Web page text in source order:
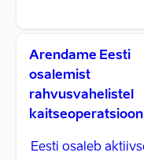
Arendame Eesti
osalemist
rahvusvahelistel
Eesti osaleb